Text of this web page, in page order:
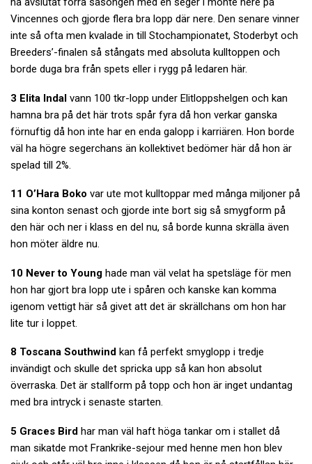
Vincennes och gjorde flera bra lopp där nere. Den senare vinner
inte så ofta men kvalade in till Stochampionatet, Stoderbyt och
Breeders’-finalen så stångats med absoluta kulltoppen och
borde duga bra från spets eller i rygg på ledaren här.
3 Elita Indal vann 100 tkr-lopp under Elitloppshelgen och kan
hamna bra på det här trots spår fyra då hon verkar ganska
förnuftig då hon inte har en enda galopp i karriären. Hon borde
väl ha högre segerchans än kollektivet bedömer här då hon är
spelad till 2%.
11 O’Hara Boko var ute mot kulltoppar med många miljoner på
sina konton senast och gjorde inte bort sig så smygform på
den här och ner i klass en del nu, så borde kunna skrälla även
hon möter äldre nu.
10 Never to Young hade man väl velat ha spetsläge för men
hon har gjort bra lopp ute i spåren och kanske kan komma
igenom vettigt här så givet att det är skrällchans om hon har
lite tur i loppet.
8 Toscana Southwind kan få perfekt smyglopp i tredje
invändigt och skulle det spricka upp så kan hon absolut
överraska. Det är stallform på topp och hon är inget undantag
med bra intryck i senaste starten.
5 Graces Bird har man väl haft höga tankar om i stallet då
man sikatde mot Frankrike-sejour med henne men hon blev